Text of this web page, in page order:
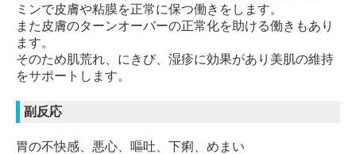
ミンで皮膚や粘膜を正常に保つ働きをします。
また皮膚のターンオーバーの正常化を助ける働きもあり
ます。
そのため肌荒れ、にきび、湿疹に効果があり美肌の維持
をサポートします。
副反応
胃の不快感、悪心、嘔吐、下痢、めまい